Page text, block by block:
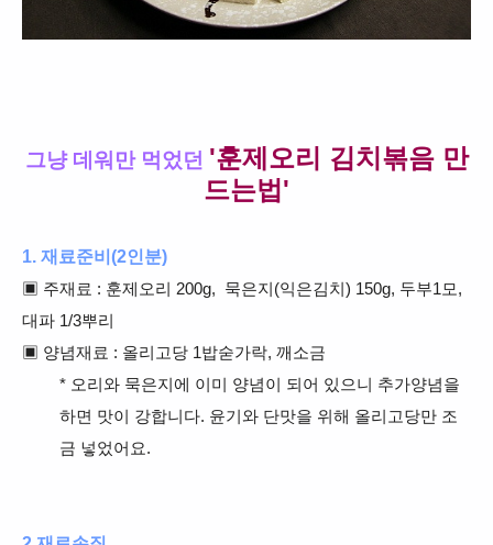
그냥 데워만 먹었던 '훈제오리 김치볶음 만
드는법'
1. 재료준비(2인분)
▣ 주재료 : 훈제오리 200g, 묵은지(익은김치) 150g, 두부1모,
대파 1/3뿌리
▣ 양념재료 : 올리고당 1밥숟가락, 깨소금
* 오리와 묵은지에 이미 양념이 되어 있으니 추가양념을
하면 맛이 강합니다. 윤기와 단맛을 위해 올리고당만 조
금 넣었어요.